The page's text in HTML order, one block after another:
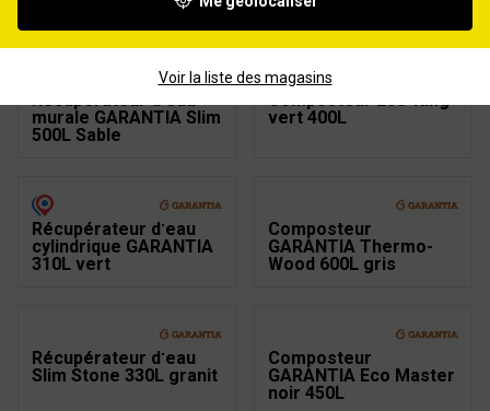
Stone 330L Sable
300L noir
murale GARANTIA Slim
500L Sable
vert 400L
Récupérateur d'eau
cylindrique GARANTIA
310L vert
Composteur
GARANTIA Thermo-
Wood 600L gris
Récupérateur d'eau
Slim Stone 330L granit
Composteur
GARANTIA Eco Master
noir 450L
Voir la liste des magasins